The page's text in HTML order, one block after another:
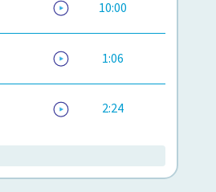
10:00
1:06
2:24